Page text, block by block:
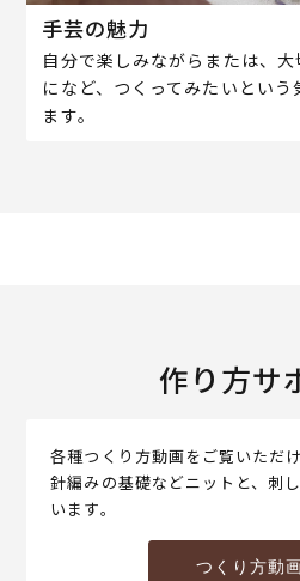
手芸の魅力
自分で楽しみながらまたは、
になど、つくってみたいとい
ます。
作り方サ
各種つくり方動画をご覧いただ
針編みの基礎などニットと、刺
います。
つくり方動